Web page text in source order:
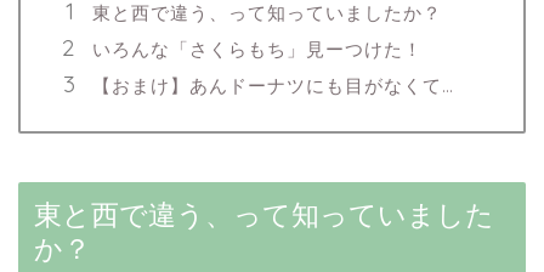
東と西で違う、って知っていましたか？
いろんな「さくらもち」見ーつけた！
【おまけ】あんドーナツにも目がなくて…
東と西で違う、って知っていました
か？